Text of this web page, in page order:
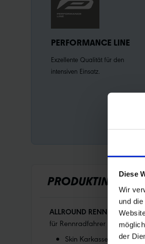
Diese
Wir
und
der
PERFORMANCE LINE
Exzellente Qualität für den
intensiven Einsatz.
ALLROUND
für Rennradfahrer die es
Skin Karkasse